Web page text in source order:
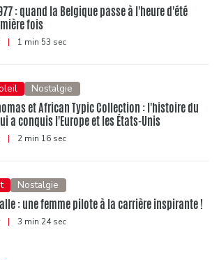
: quand la Belgique passe à l'heure d'été
fois
| 1 min 53 sec
Nostalgie
et African Typic Collection : l'histoire du
a conquis l'Europe et les États-Unis
| 2 min 16 sec
Nostalgie
: une femme pilote à la carrière inspirante !
| 3 min 24 sec